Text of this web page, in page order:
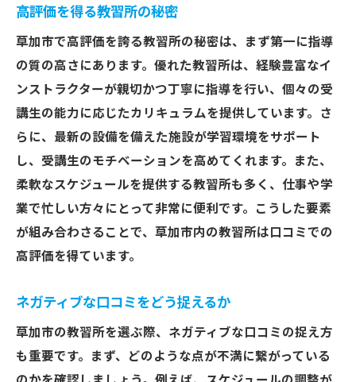
高評価を得る教習所の秘密
草加市で高評価を誇る教習所の秘密は、まず第一に指導
の質の高さにあります。優れた教習所は、経験豊富なイ
ンストラクターが親切かつ丁寧に指導を行い、個々の受
講生の能力に応じたカリキュラムを提供しています。さ
らに、最新の設備を備えた施設が学習環境をサポート
し、受講生のモチベーションを高めてくれます。また、
柔軟なスケジュールを提供する教習所も多く、仕事や学
業で忙しい方々にとって非常に便利です。こうした要素
が組み合わさることで、草加市内の教習所は口コミでの
高評価を得ています。
ネガティブな口コミをどう捉えるか
草加市の教習所を選ぶ際、ネガティブな口コミの捉え方
も重要です。まず、どのような点が不満に繋がっている